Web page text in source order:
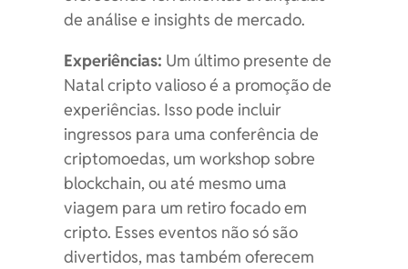
de análise e insights de mercado.
Experiências: Um último presente de
Natal cripto valioso é a promoção de
experiências. Isso pode incluir
ingressos para uma conferência de
criptomoedas, um workshop sobre
blockchain, ou até mesmo uma
viagem para um retiro focado em
cripto. Esses eventos não só são
divertidos, mas também oferecem